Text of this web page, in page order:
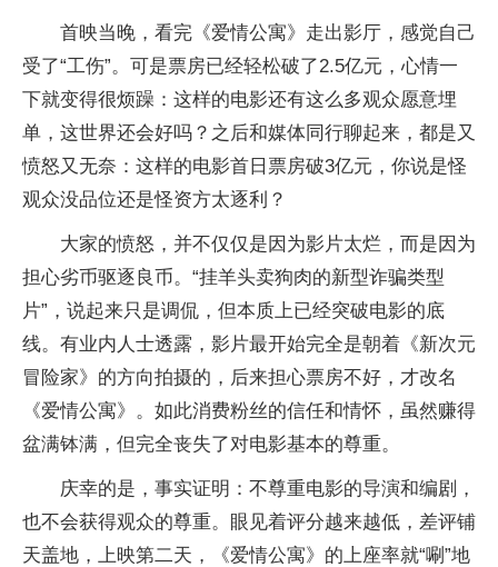
首映当晚，看完《爱情公寓》走出影厅，感觉自己
受了“工伤”。可是票房已经轻松破了2.5亿元，心情一
下就变得很烦躁：这样的电影还有这么多观众愿意埋
单，这世界还会好吗？之后和媒体同行聊起来，都是又
愤怒又无奈：这样的电影首日票房破3亿元，你说是怪
观众没品位还是怪资方太逐利？
大家的愤怒，并不仅仅是因为影片太烂，而是因为
担心劣币驱逐良币。“挂羊头卖狗肉的新型诈骗类型
片”，说起来只是调侃，但本质上已经突破电影的底
线。有业内人士透露，影片最开始完全是朝着《新次元
冒险家》的方向拍摄的，后来担心票房不好，才改名
《爱情公寓》。如此消费粉丝的信任和情怀，虽然赚得
盆满钵满，但完全丧失了对电影基本的尊重。
庆幸的是，事实证明：不尊重电影的导演和编剧，
也不会获得观众的尊重。眼见着评分越来越低，差评铺
天盖地，上映第二天，《爱情公寓》的上座率就“唰”地